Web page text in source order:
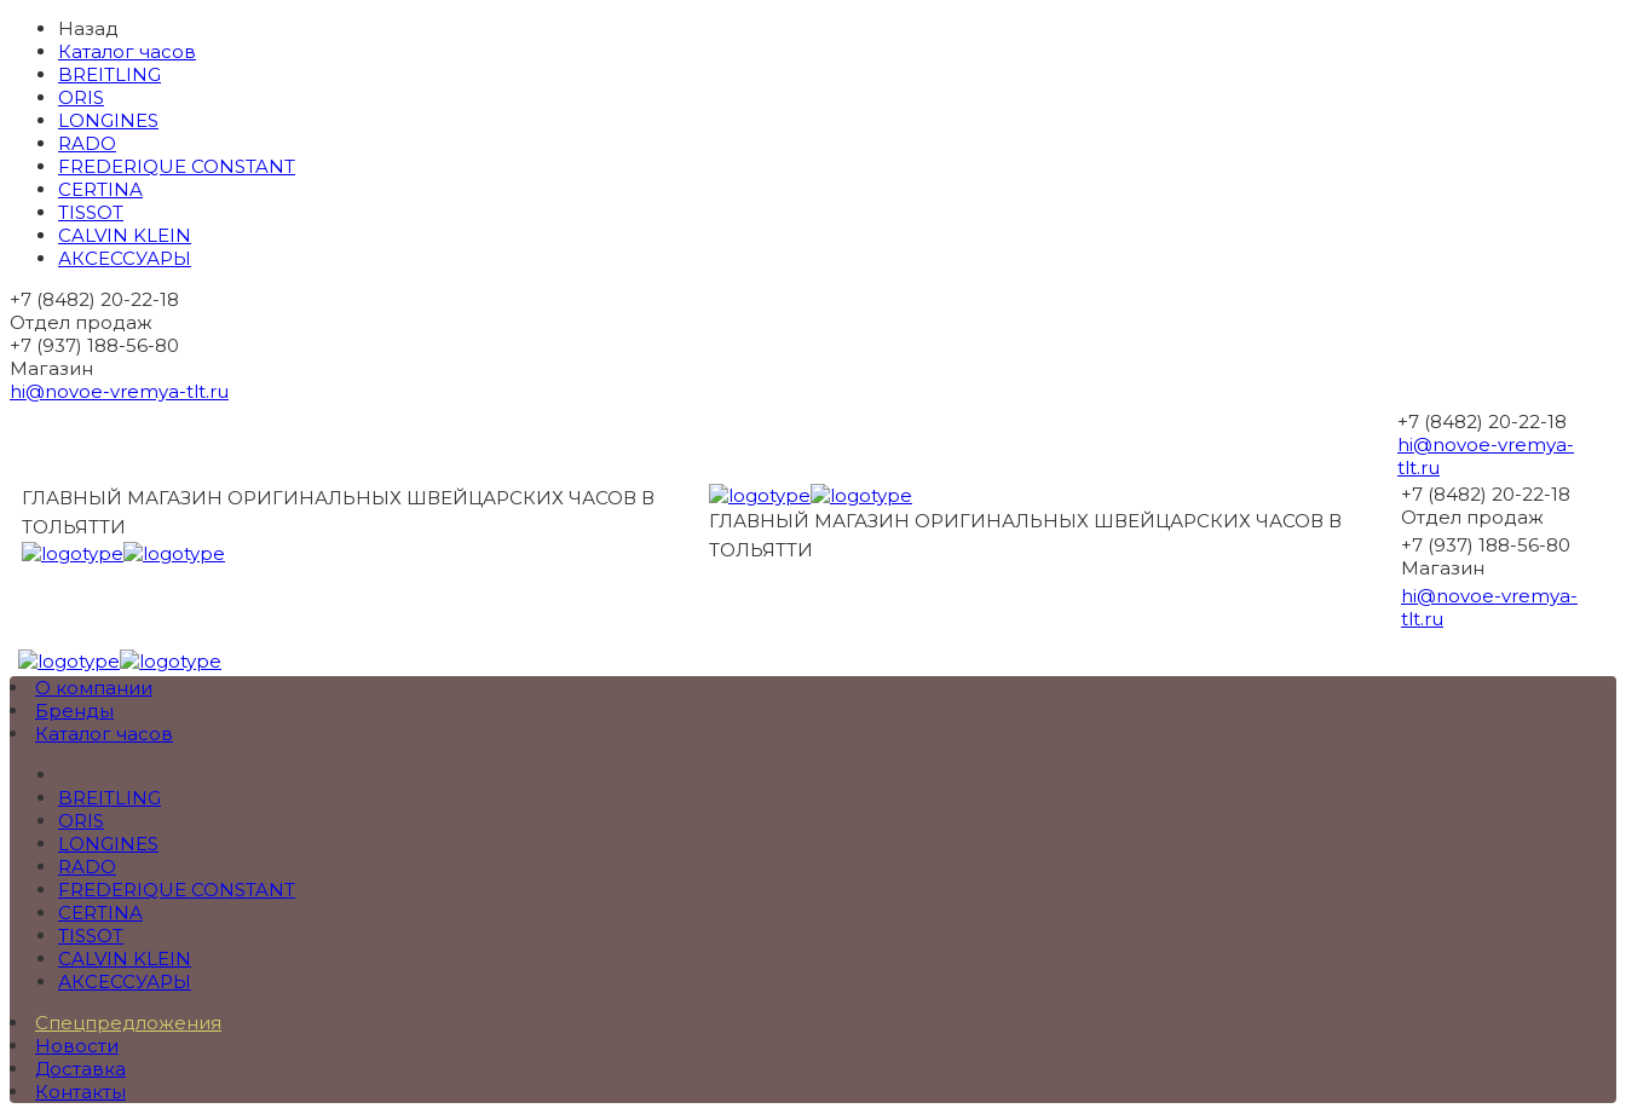
Назад
Каталог часов
BREITLING
ORIS
LONGINES
RADO
FREDERIQUE CONSTANT
CERTINA
TISSOT
CALVIN KLEIN
АКСЕССУАРЫ
+7 (8482) 20-22-18
Отдел продаж
+7 (937) 188-56-80
Магазин
hi@novoe-vremya-tlt.ru
ГЛАВНЫЙ МАГАЗИН ОРИГИНАЛЬНЫХ ШВЕЙЦАРСКИХ ЧАСОВ В
ТОЛЬЯТТИ
ГЛАВНЫЙ МАГАЗИН ОРИГИНАЛЬНЫХ ШВЕЙЦАРСКИХ ЧАСОВ В
ТОЛЬЯТТИ
+7 (8482) 20-22-18
hi@novoe-vremya-
tlt.ru
+7 (8482) 20-22-18
Отдел продаж
+7 (937) 188-56-80
Магазин
hi@novoe-vremya-
tlt.ru
О компании
Бренды
Каталог часов
BREITLING
ORIS
LONGINES
RADO
FREDERIQUE CONSTANT
CERTINA
TISSOT
CALVIN KLEIN
АКСЕССУАРЫ
Спецпредложения
Новости
Доставка
Контакты